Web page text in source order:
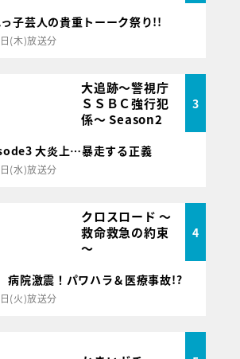
子芸人の貴重トーーク祭り!!
(木)放送分
大追跡～警視庁
ＳＳＢＣ強行犯
係～ Season2
3
大炎上…暴走する正義
(水)放送分
クロスロード ～
救命救急の約束
～
4
院激震！パワハラ＆医療事故!?
(火)放送分